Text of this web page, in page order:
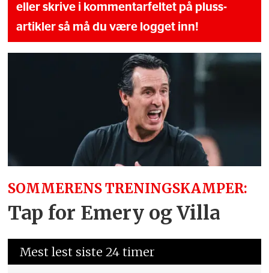
eller skrive i kommentarfeltet på pluss-
artikler så må du være logget inn!
SOMMERENS TRENINGSKAMPER:
Tap for Emery og Villa
Mest lest siste 24 timer